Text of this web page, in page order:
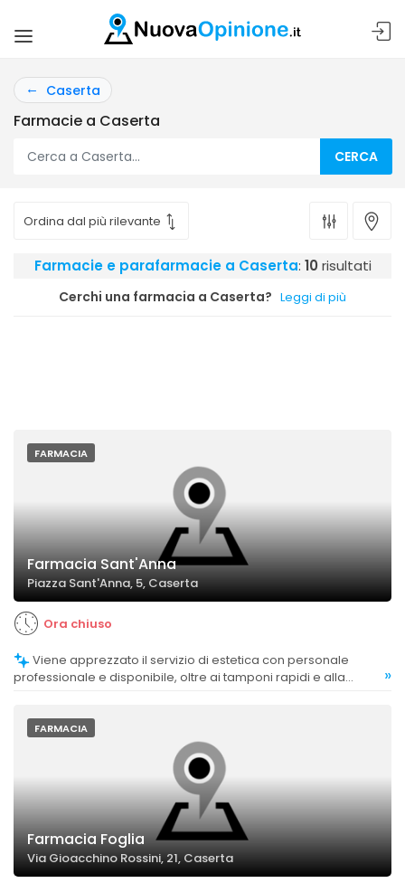
Caserta
Farmacie a Caserta
CERCA
Farmacie e parafarmacie a Caserta: 10 risultati
Cerchi una farmacia a Caserta? Leggi di più
FARMACIA
Farmacia Sant'Anna
Piazza Sant'Anna, 5, Caserta
Ora chiuso
professionale e disponibile, oltre ai tamponi rapidi e alla
»
FARMACIA
Farmacia Foglia
Via Gioacchino Rossini, 21, Caserta